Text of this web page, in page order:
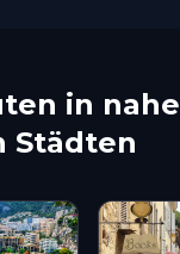
in nahe
Städten